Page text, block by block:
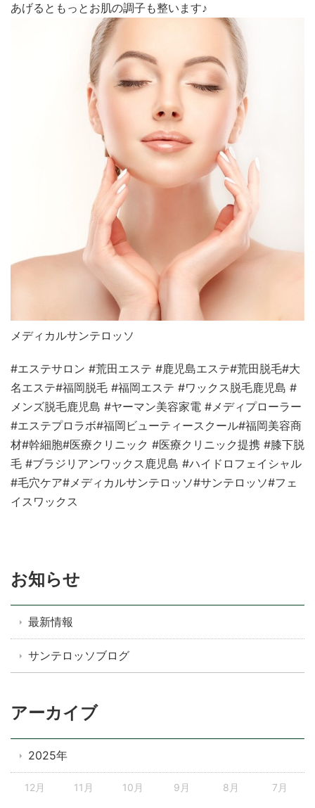
あげるともっとお肌の調子も整います♪
メディカルサンテロッソ
#エステサロン #荒田エステ #鹿児島エステ#荒田脱毛#大
名エステ#福岡脱毛 #福岡エステ #ワックス脱毛鹿児島 #
メンズ脱毛鹿児島 #ヤーマン美容家電 #メディプローラー
#エステプロラボ#福岡ビューティースクール#福岡美容商
材#幹細胞#医療クリニック #医療クリニック提携 #膝下脱
毛 #ブラジリアンワックス鹿児島 #ハイドロフェイシャル
#毛穴ケア#メディカルサンテロッソ#サンテロッソ#フェ
イスワックス
お知らせ
最新情報
サンテロッソブログ
アーカイブ
2025年
12月 11月 10月 9月 8月 7月